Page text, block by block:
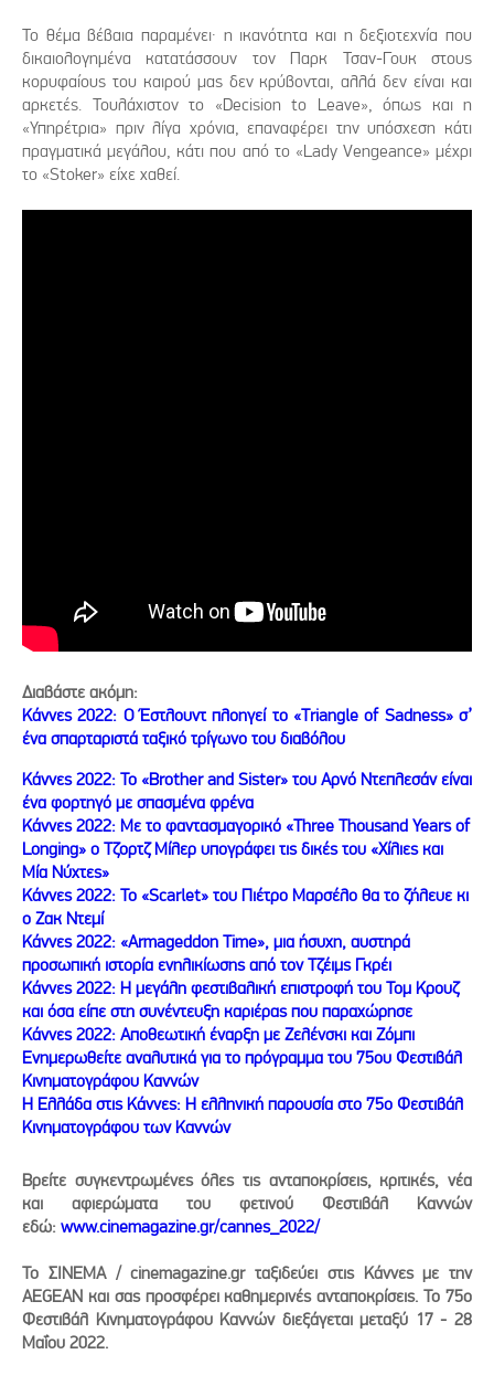
Το θέμα βέβαια παραμένει· η ικανότητα και η δεξιοτεχνία που
δικαιολογημένα κατατάσσουν τον Παρκ Τσαν-Γουκ στους
κορυφαίους του καιρού μας δεν κρύβονται, αλλά δεν είναι και
αρκετές. Τουλάχιστον το «Decision to Leave», όπως και η
«Υπηρέτρια» πριν λίγα χρόνια, επαναφέρει την υπόσχεση κάτι
πραγματικά μεγάλου, κάτι που από το «Lady Vengeance» μέχρι
το «Stoker» είχε χαθεί.
Διαβάστε ακόμη:
Κάννες 2022: Ο Έστλουντ πλοηγεί το «Triangle of Sadness» σ’
ένα σπαρταριστά ταξικό τρίγωνο του διαβόλου
Κάννες 2022: Το «Brother and Sister» του Αρνό Ντεπλεσάν είναι
ένα φορτηγό με σπασμένα φρένα
Κάννες 2022: Με το φαντασμαγορικό «Three Thousand Years of
Longing» ο Τζορτζ Μίλερ υπογράφει τις δικές του «Χίλιες και
Μία Νύχτες»
Κάννες 2022: Το «Scarlet» του Πιέτρο Μαρσέλο θα το ζήλευε κι
ο Ζακ Ντεμί
Κάννες 2022: «Armageddon Time», μια ήσυχη, αυστηρά
προσωπική ιστορία ενηλικίωσης από τον Τζέιμς Γκρέι
Κάννες 2022: Η μεγάλη φεστιβαλική επιστροφή του Τομ Κρουζ
και όσα είπε στη συνέντευξη καριέρας που παραχώρησε
Κάννες 2022: Αποθεωτική έναρξη με Ζελένσκι και Ζόμπι
Ενημερωθείτε αναλυτικά για το πρόγραμμα του 75ου Φεστιβάλ
Κινηματογράφου Καννών
Η Ελλάδα στις Κάννες: Η ελληνική παρουσία στο 75ο Φεστιβάλ
Κινηματογράφου των Καννών
Βρείτε συγκεντρωμένες όλες τις ανταποκρίσεις, κριτικές, νέα
και αφιερώματα του φετινού Φεστιβάλ Καννών
εδώ: www.cinemagazine.gr/cannes_2022/
Το ΣΙΝΕΜΑ / cinemagazine.gr ταξιδεύει στις Κάννες με την
AEGEAN και σας προσφέρει καθημερινές ανταποκρίσεις. Το 75o
Φεστιβάλ Κινηματογράφου Καννών διεξάγεται μεταξύ 17 - 28
Μαΐου 2022.